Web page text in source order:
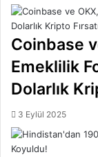
Coinbase
Emeklilik
Dolarlık
3 Eylül 2025